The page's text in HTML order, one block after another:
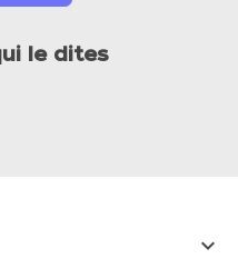
le dites
